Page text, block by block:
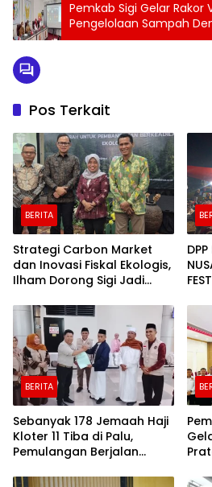
Pemkab Sigi Gelar Rakor
Pengelolaan Sampah
PUPR RI
Pos Terkait
BERITA
Strategi Carbon Market
dan Inovasi Fiskal Ekologis,
Ilham Dorong Sigi Jadi
Sejahtera
BERITA
Sebanyak 178 Jemaah Haji
Kloter 11 Tiba di Palu,
Pemulangan Berjalan